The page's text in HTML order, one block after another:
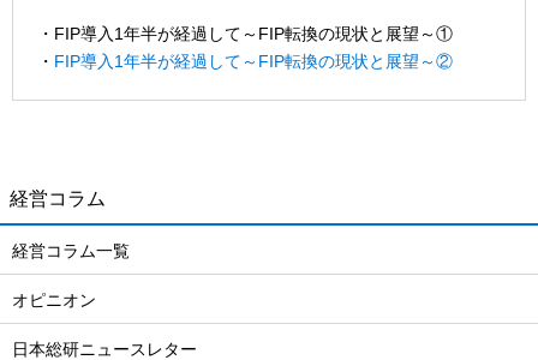
・FIP導入1年半が経過して～FIP転換の現状と展望～①
・ FIP導入1年半が経過して～FIP転換の現状と展望～②
経営コラム
経営コラム一覧
オピニオン
日本総研ニュースレター